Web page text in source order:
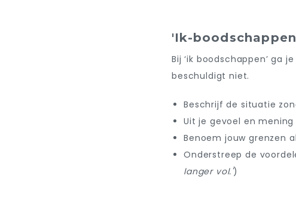
'Ik-
Bij ‘ik boodschappen’
beschuldigt niet.
Beschrijf de situatie
Uit je gevoel en
Benoem jouw grenzen
Onderstreep de
langer vol.')